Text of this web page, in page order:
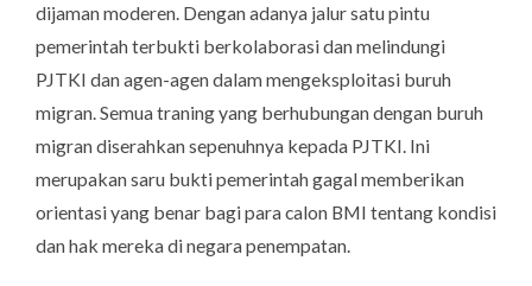
dijaman moderen. Dengan adanya jalur satu pintu
pemerintah terbukti berkolaborasi dan melindungi
PJTKI dan agen-agen dalam mengeksploitasi buruh
migran. Semua traning yang berhubungan dengan buruh
migran diserahkan sepenuhnya kepada PJTKI. Ini
merupakan saru bukti pemerintah gagal memberikan
orientasi yang benar bagi para calon BMI tentang kondisi
dan hak mereka di negara penempatan.